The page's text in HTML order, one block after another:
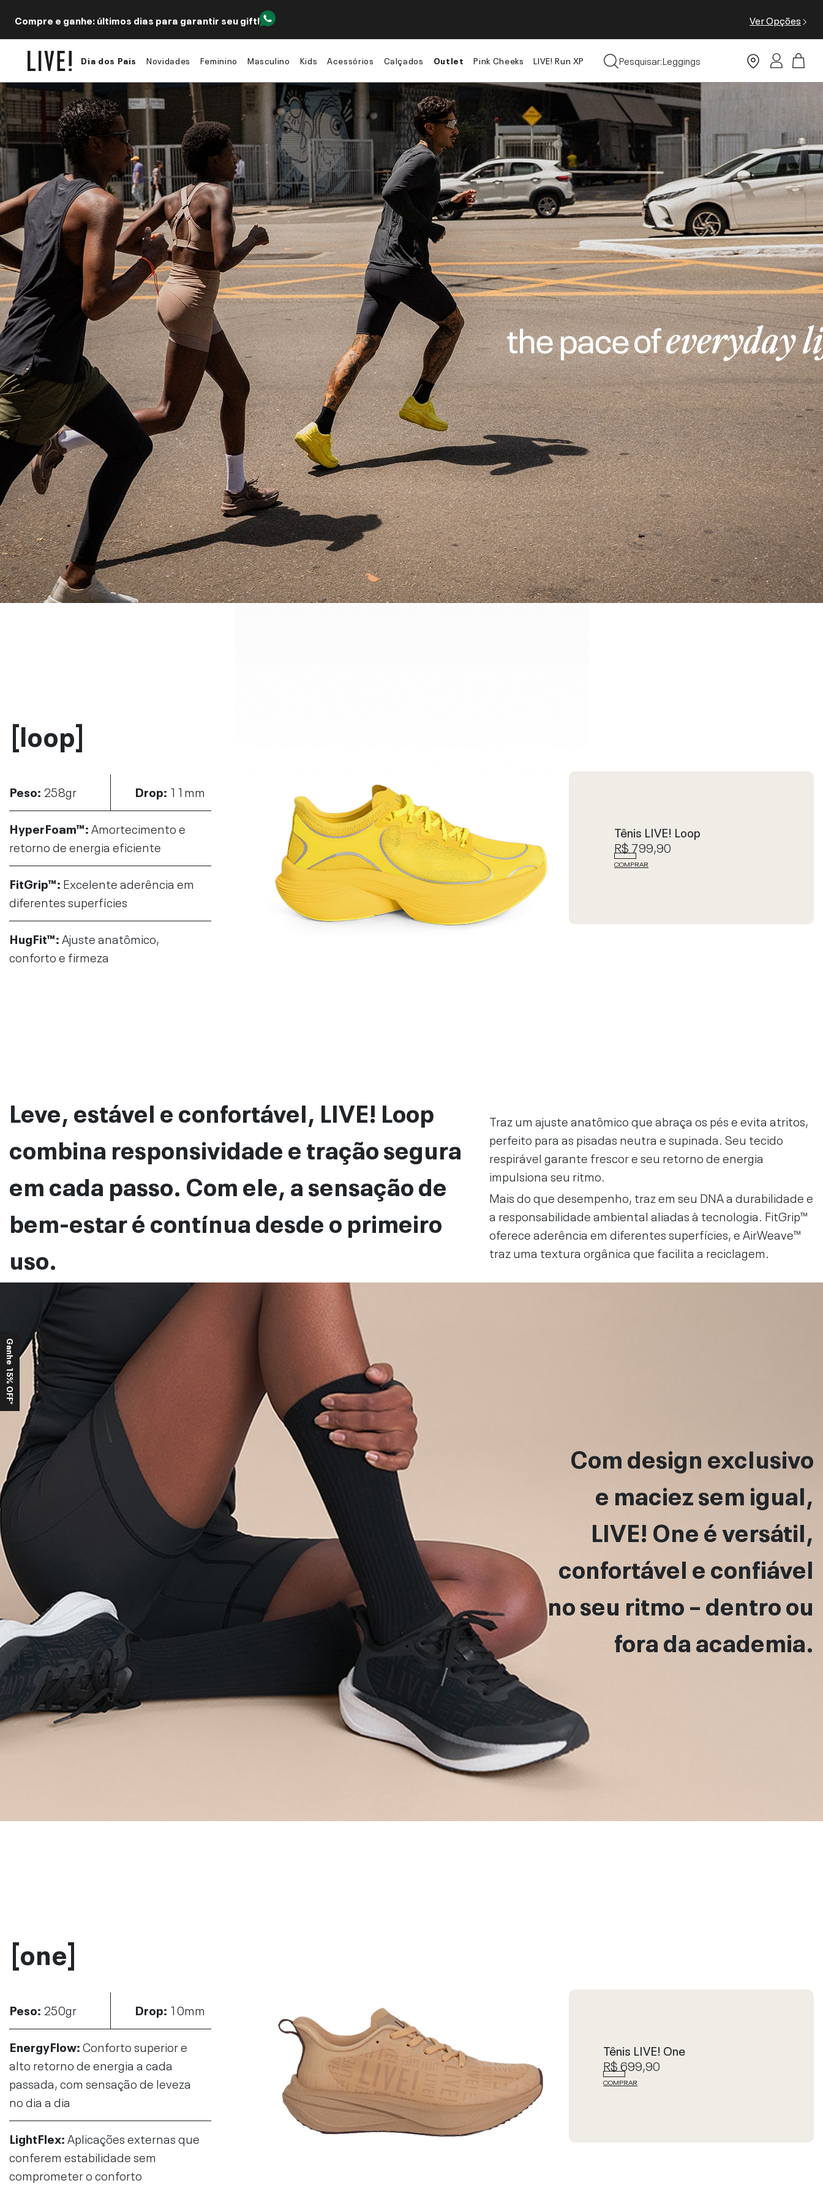
Compre e ganhe: últimos dias para garantir seu gift! Ver Opções
Dia dos Pais Novidades Feminino Masculino Kids Acessórios Calçados Outlet Pink Cheeks LIVE! Run XP Pesquisar:Moda Praia
Leggings
[loop]
Peso: 258gr Drop: 11mm
HyperFoam™: Amortecimento e
retorno de energia eficiente
FitGrip™: Excelente aderência em
diferentes superfícies
HugFit™: Ajuste anatômico,
conforto e firmeza
Tênis LIVE! Loop
R$ 799,90
COMPRAR
Leve, estável e confortável, LIVE! Loop
combina responsividade e tração segura
em cada passo. Com ele, a sensação de
bem-estar é contínua desde o primeiro
uso.
Traz um ajuste anatômico que abraça os pés e evita atritos,
perfeito para as pisadas neutra e supinada. Seu tecido
respirável garante frescor e seu retorno de energia
impulsiona seu ritmo.
Mais do que desempenho, traz em seu DNA a durabilidade e
a responsabilidade ambiental aliadas à tecnologia. FitGrip™
oferece aderência em diferentes superfícies, e AirWeave™
traz uma textura orgânica que facilita a reciclagem.
Com design exclusivo
e maciez sem igual,
LIVE! One é versátil,
confortável e confiável
no seu ritmo – dentro ou
fora da academia.
[one]
Peso: 250gr Drop: 10mm
EnergyFlow:Conforto superior e
alto retorno de energia a cada
passada, com sensação de leveza
no dia a dia
LightFlex: Aplicações externas que
conferem estabilidade sem
comprometer o conforto
Tênis LIVE! One
R$ 699,90
COMPRAR
Ganhe 15% OFF*